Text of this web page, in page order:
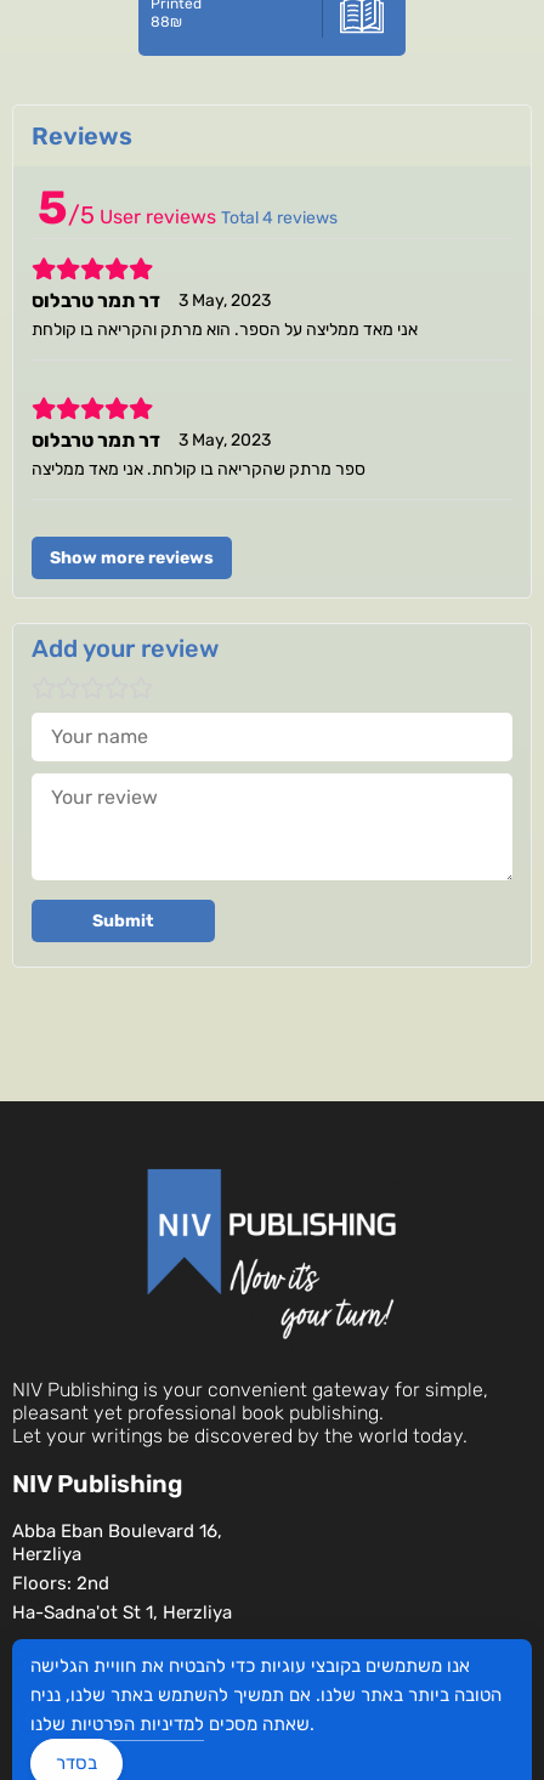
88₪
Reviews
5/5 User reviews Total 4 reviews
5
דר תמר טרבלוס
3 May, 2023
אני מאד ממליצה על הספר. הוא מרתק והקריאה בו קולחת
5
דר תמר טרבלוס
3 May, 2023
ספר מרתק שהקריאה בו קולחת. אני מאד ממליצה
Show more reviews
Add your review
Your name
Your review
Submit
NIV Publishing is your convenient gateway for simple,
pleasant yet professional book publishing.
Let your writings be discovered by the world today.
NIV Publishing
Abba Eban Boulevard 16,
Herzliya
Floors: 2nd
Ha-Sadna'ot St 1, Herzliya
Social
אנו משתמשים בקובצי עוגיות כדי להבטיח את חוויית הגלישה
הטובה ביותר באתר שלנו. אם תמשיך להשתמש באתר שלנו, נניח
שאתה מסכים למדיניות הפרטיות
שלנו.
בסדר